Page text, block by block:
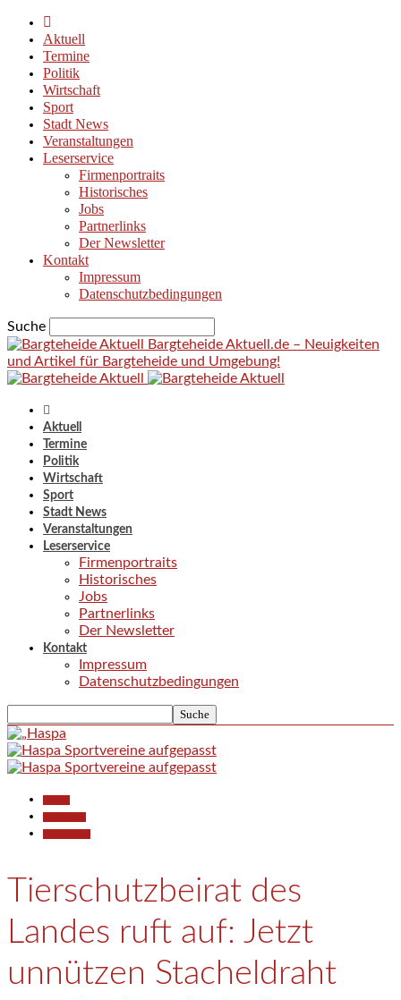
Aktuell
Termine
Politik
Wirtschaft
Sport
Stadt News
Veranstaltungen
Leserservice
Firmenportraits
Historisches
Jobs
Partnerlinks
Der Newsletter
Kontakt
Impressum
Datenschutzbedingungen
Suche
Bargteheide Aktuell.de – Neuigkeiten
und Artikel für Bargteheide und Umgebung!
Aktuell
Termine
Politik
Wirtschaft
Sport
Stadt News
Veranstaltungen
Leserservice
Firmenportraits
Historisches
Jobs
Partnerlinks
Der Newsletter
Kontakt
Impressum
Datenschutzbedingungen
Tierschutzbeirat des
Landes ruft auf: Jetzt
unnützen Stacheldraht